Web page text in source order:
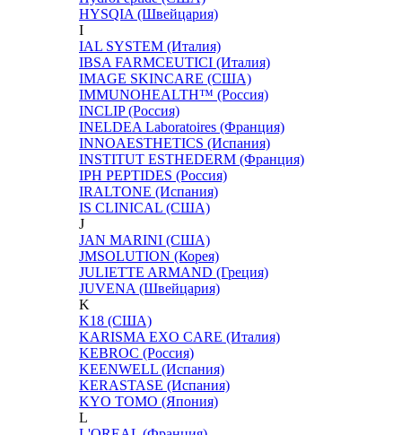
HYSQIA (Швейцария)
I
IAL SYSTEM (Италия)
IBSA FARMCEUTICI (Италия)
IMAGE SKINCARE (США)
IMMUNOHEALTH™ (Россия)
INCLIP (Россия)
INELDEA Laboratoires (Франция)
INNOAESTHETICS (Испания)
INSTITUT ESTHEDERM (Франция)
IPH PEPTIDES (Россия)
IRALTONE (Испания)
IS CLINICAL (США)
J
JAN MARINI (США)
JMSOLUTION (Корея)
JULIETTE ARMAND (Греция)
JUVENA (Швейцария)
K
K18 (США)
KARISMA EXO CARE (Италия)
KEBROC (Россия)
KEENWELL (Испания)
KERASTASE (Испания)
KYO TOMO (Япония)
L